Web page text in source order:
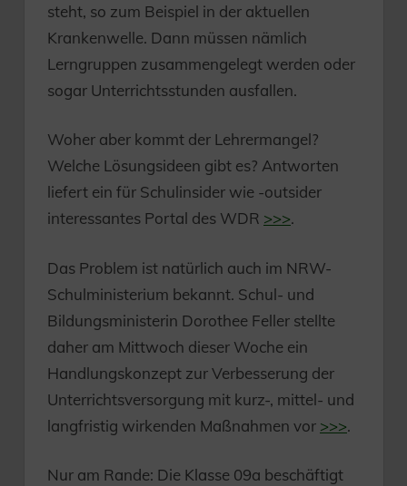
steht, so zum Beispiel in der aktuellen
Krankenwelle. Dann müssen nämlich
Lerngruppen zusammengelegt werden oder
sogar Unterrichtsstunden ausfallen.
Woher aber kommt der Lehrermangel?
Welche Lösungsideen gibt es? Antworten
liefert ein für Schulinsider wie -outsider
interessantes Portal des WDR >>>.
Das Problem ist natürlich auch im NRW-
Schulministerium bekannt. Schul- und
Bildungsministerin Dorothee Feller stellte
daher am Mittwoch dieser Woche ein
Handlungskonzept zur Verbesserung der
Unterrichtsversorgung mit kurz-, mittel- und
langfristig wirkenden Maßnahmen vor >>>.
Nur am Rande: Die Klasse 09a beschäftigt